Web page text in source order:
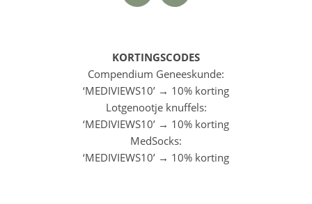
KORTINGSCODES
Compendium Geneeskunde:
‘MEDIVIEWS10’ → 10% korting
Lotgenootje knuffels:
‘MEDIVIEWS10’ → 10% korting
MedSocks:
‘MEDIVIEWS10’ → 10% korting